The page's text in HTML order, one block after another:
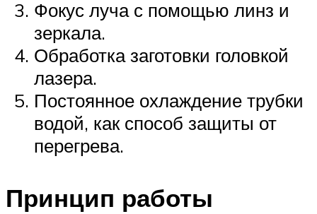
Фокус луча с помощью линз и
зеркала.
Обработка заготовки головкой
лазера.
Постоянное охлаждение трубки
водой, как способ защиты от
перегрева.
Принцип работы